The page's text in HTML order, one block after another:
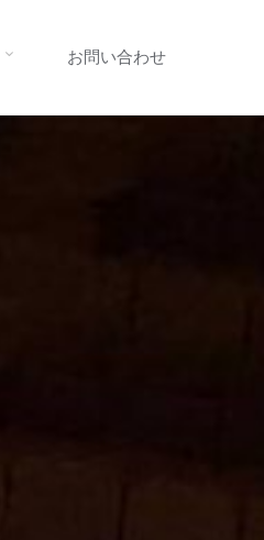
お問い合わせ